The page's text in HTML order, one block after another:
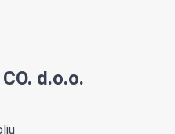
d.o.o.